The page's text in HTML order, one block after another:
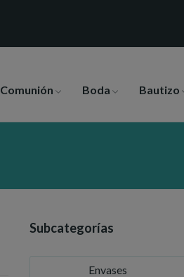
Comunión Boda Bautizo
Subcategorías
Envases